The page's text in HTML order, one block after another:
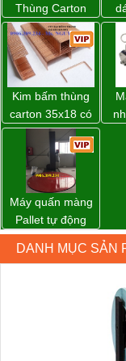
Thùng Carton
Wp-1200 Chính
Hãng Đài Loan
Kim bấm thùng
carton 35x18 có
sẵn giá rẻ toàn
quốc
Máy quấn màng
Pallet tự động
WP-55 xuất xứ
Đài Loan
DANH MỤC SẢN